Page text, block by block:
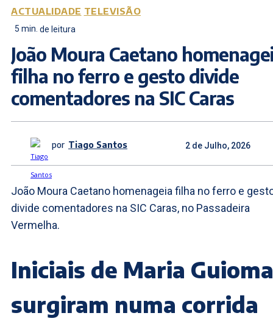
ACTUALIDADE TELEVISÃO
5 min. de leitura
João Moura Caetano
filha no ferro e gesto divide
comentadores na SIC Caras
por Tiago Santos 2 de Julho, 2026
João Moura Caetano homenageia filha no ferro e
divide comentadores na SIC Caras, no Passadeira
Vermelha.
Iniciais de Maria
surgiram numa corrida